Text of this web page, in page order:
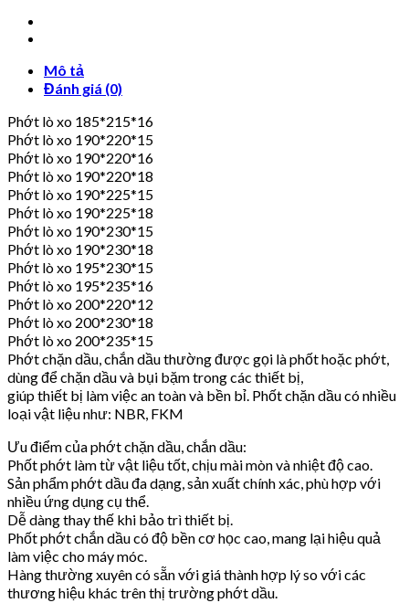
Mô tả
Đánh giá (0)
Phớt lò xo 185*215*16
Phớt lò xo 190*220*15
Phớt lò xo 190*220*16
Phớt lò xo 190*220*18
Phớt lò xo 190*225*15
Phớt lò xo 190*225*18
Phớt lò xo 190*230*15
Phớt lò xo 190*230*18
Phớt lò xo 195*230*15
Phớt lò xo 195*235*16
Phớt lò xo 200*220*12
Phớt lò xo 200*230*18
Phớt lò xo 200*235*15
Phớt chặn dầu, chắn dầu thường được gọi là phốt hoặc phớt,
dùng để chặn dầu và bụi bặm trong các thiết bị,
giúp thiết bị làm việc an toàn và bền bỉ. Phốt chặn dầu có nhiều
loại vật liệu như: NBR, FKM
Ưu điểm của phớt chặn dầu, chắn dầu:
Phốt phớt làm từ vật liệu tốt, chịu mài mòn và nhiệt độ cao.
Sản phẩm phớt dầu đa dạng, sản xuất chính xác, phù hợp với
nhiều ứng dụng cụ thể.
Dễ dàng thay thế khi bảo trì thiết bị.
Phốt phớt chắn dầu có độ bền cơ học cao, mang lại hiệu quả
làm việc cho máy móc.
Hàng thường xuyên có sẵn với giá thành hợp lý so với các
thương hiệu khác trên thị trường phớt dầu.